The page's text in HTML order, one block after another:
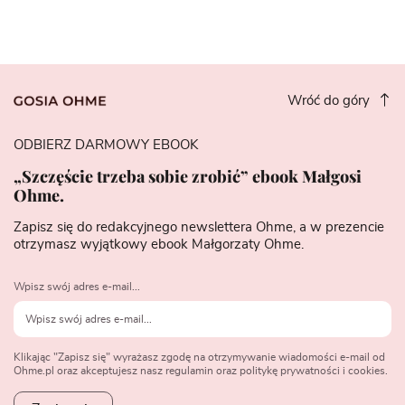
Wróć do góry
ODBIERZ DARMOWY EBOOK
„Szczęście trzeba sobie zrobić” ebook Małgosi
Ohme.
Zapisz się do redakcyjnego newslettera Ohme, a w prezencie
otrzymasz wyjątkowy ebook Małgorzaty Ohme.
Wpisz swój adres e-mail...
Klikając "Zapisz się" wyrażasz zgodę na otrzymywanie wiadomości e-mail od
Ohme.pl oraz akceptujesz nasz regulamin oraz politykę prywatności i cookies.